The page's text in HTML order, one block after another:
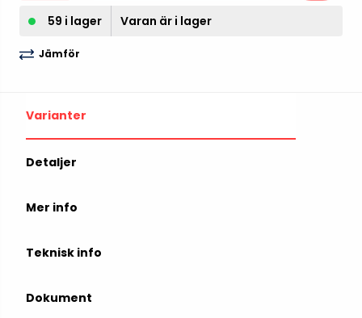
59 i lager Varan är i lager
Jämför
Varianter
Detaljer
Mer info
Teknisk info
Dokument